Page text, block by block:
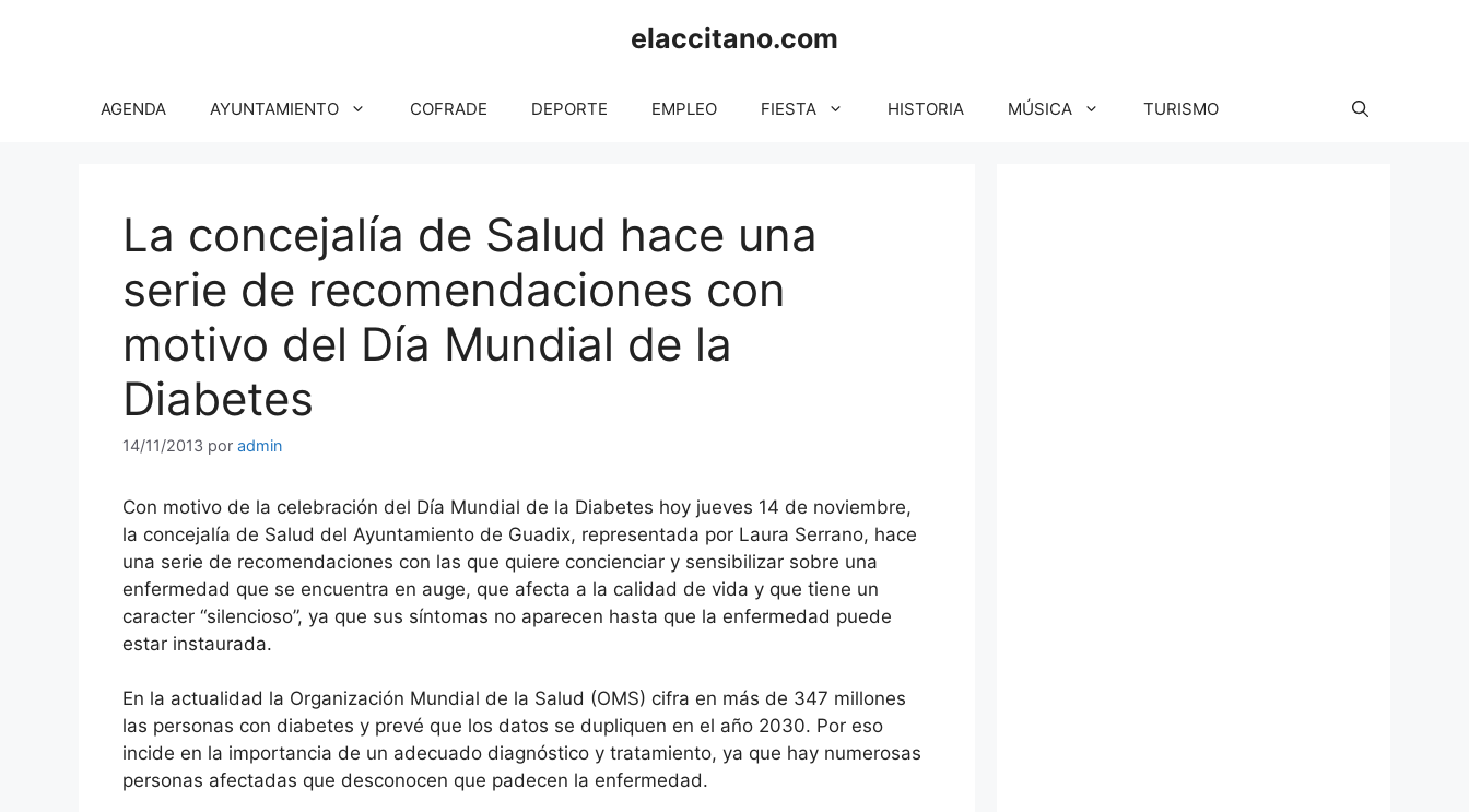
elaccitano.com
AGENDA AYUNTAMIENTO COFRADE DEPORTE EMPLEO FIESTA HISTORIA MÚSICA TURISMO
La concejalía de Salud hace una
serie de recomendaciones con
motivo del Día Mundial de la
Diabetes
14/11/2013 por admin
Con motivo de la celebración del Día Mundial de la Diabetes hoy jueves 14 de noviembre,
la concejalía de Salud del Ayuntamiento de Guadix, representada por Laura Serrano, hace
una serie de recomendaciones con las que quiere concienciar y sensibilizar sobre una
enfermedad que se encuentra en auge, que afecta a la calidad de vida y que tiene un
caracter “silencioso”, ya que sus síntomas no aparecen hasta que la enfermedad puede
estar instaurada.
En la actualidad la Organización Mundial de la Salud (OMS) cifra en más de 347 millones
las personas con diabetes y prevé que los datos se dupliquen en el año 2030. Por eso
incide en la importancia de un adecuado diagnóstico y tratamiento, ya que hay numerosas
personas afectadas que desconocen que padecen la enfermedad.